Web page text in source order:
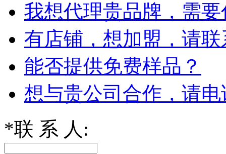
我想代理贵品牌，需
有店铺，想加盟，请
能否提供免费样品？
想与贵公司合作，请
*联 系 人: